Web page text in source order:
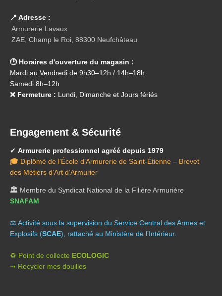
📍 Adresse :
Armurerie Lavaux
ZAE, Champ le Roi, 88300 Neufchâteau
🕑 Horaires d'ouverture du magasin :
Mardi au Vendredi de 9h30–12h / 14h–18h
Samedi 8h–12h
❌ Fermeture : Lundi, Dimanche et Jours fériés
Engagement & Sécurité
✔ Armurerie professionnel agréé depuis 1979
🎓 Diplômé de l’École d’Armurerie de Saint-Étienne – Brevet
des Métiers d’Art d’Armurier
🏛️ Membre du Syndicat National de la Filière Armurière
SNAFAM
⚖️ Activité sous la supervision du Service Central des Armes et
Explosifs (SCAE), rattaché au Ministère de l’Intérieur.
♻️ Point de collecte ECOLOGIC
➝ Recycler mes douilles